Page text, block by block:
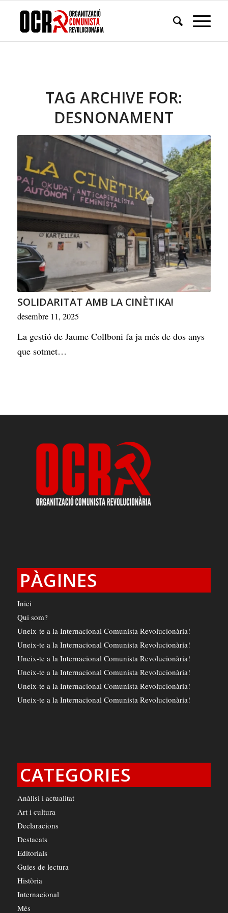
TAG ARCHIVE FOR:
DESNONAMENT
SOLIDARITAT AMB LA CINÈTIKA!
desembre 11, 2025
La gestió de Jaume Collboni fa ja més de dos anys
que sotmet…
PÀGINES
Inici
Qui som?
Uneix-te a la Internacional Comunista Revolucionària!
Uneix-te a la Internacional Comunista Revolucionària!
Uneix-te a la Internacional Comunista Revolucionària!
Uneix-te a la Internacional Comunista Revolucionària!
Uneix-te a la Internacional Comunista Revolucionària!
Uneix-te a la Internacional Comunista Revolucionària!
CATEGORIES
Anàlisi i actualitat
Art i cultura
Declaracions
Destacats
Editorials
Guies de lectura
Història
Internacional
Més